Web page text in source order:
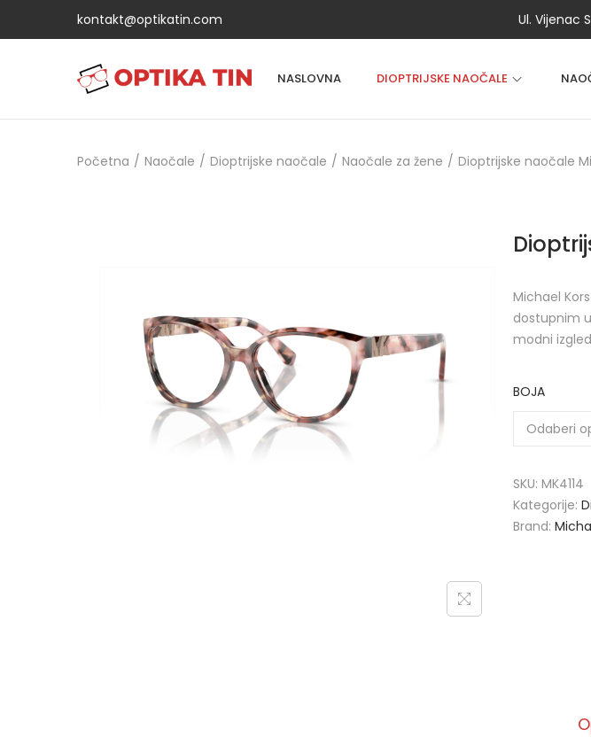
kontakt@optikatin.com Ul. Vijenac
NASLOVNA DIOPTRIJSKE NAOČALE
Početna / Naočale / Dioptrijske naočale / Naočale za žene / Dioptrijske naočale
Michael Kors
dostupnim
modni
BOJA
SKU:MK4114
Kategorije:
Brand: